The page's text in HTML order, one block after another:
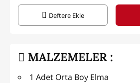
Deftere Ekle
MALZEMELER :
1 Adet Orta Boy Elma